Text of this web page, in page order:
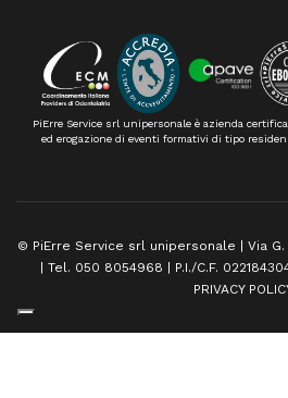
PiErre Service srl unipersonale è azienda
ed erogazione di eventi formativi di tipo
© PiErre Service srl unipersonale | Via G.
| Tel. 050 8054968 | P.I./C.F.
PRIVACY